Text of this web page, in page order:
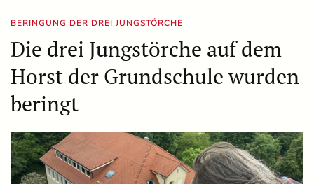
BERINGUNG DER DREI JUNGSTÖRCHE
Die drei Jungstörche auf dem
Horst der Grundschule wurden
beringt